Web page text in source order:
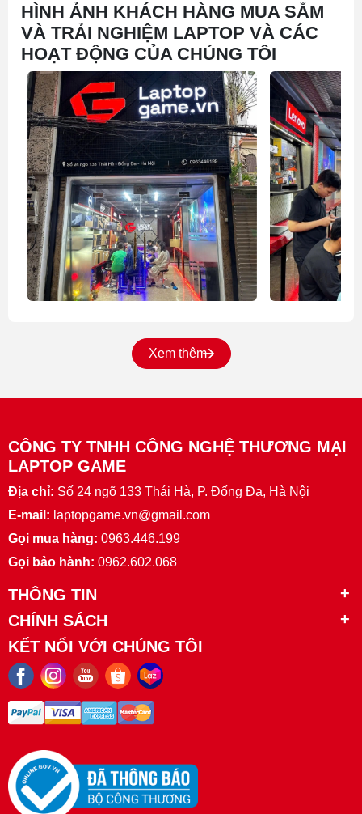
HÌNH ẢNH KHÁCH HÀNG MUA SẮM
VÀ TRẢI NGHIỆM LAPTOP VÀ CÁC
HOẠT ĐỘNG CỦA CHÚNG TÔI
Xem thêm
CÔNG TY TNHH CÔNG NGHỆ THƯƠNG MẠI
LAPTOP GAME
Địa chỉ: Số 24 ngõ 133 Thái Hà, P. Đống Đa, Hà Nội
E-mail: laptopgame.vn@gmail.com
Gọi mua hàng: 0963.446.199
Gọi bảo hành: 0962.602.068
THÔNG TIN
CHÍNH SÁCH
KẾT NỐI VỚI CHÚNG TÔI